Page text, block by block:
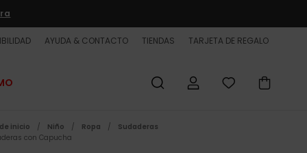
AYUDA & CONTACTO TIENDAS TARJETA DE REGALO
inicio Niño Ropa
Sudaderas
con Capucha